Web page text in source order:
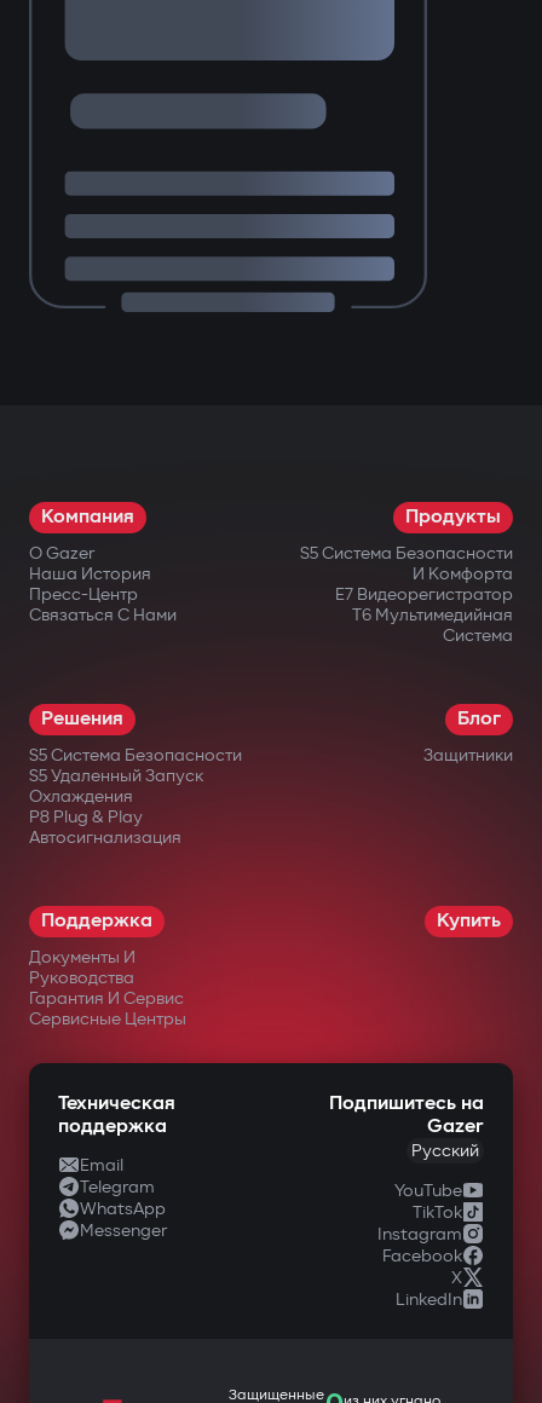
Компания
О Gazer
Наша История
Пресс-Центр
Связаться С Нами
Продукты
S5 Система Безопасности
И Комфорта
E7 Видеорегистратор
T6 Мультимедийная
Система
Решения
S5 Система Безопасности
S5 Удаленный Запуск
Охлаждения
P8 Plug & Play
Автосигнализация
Блог
Защитники
Поддержка
Документы И
Руководства
Гарантия И Сервис
Сервисные Центры
Купить
Техническая
поддержка
Email
Telegram
WhatsApp
Messenger
Подпишитесь на
Gazer
Русский
YouTube
TikTok
Instagram
Facebook
X
LinkedIn
Защищенные